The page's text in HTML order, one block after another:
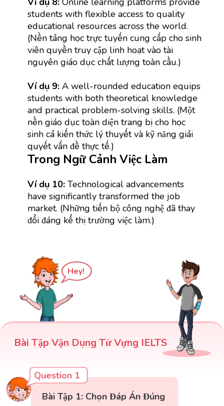
students with flexible access to quality
educational resources across the world.
(Nền tảng học trực tuyến cung cấp cho sinh
viên quyền truy cập linh hoạt vào tài
nguyên giáo dục chất lượng toàn cầu.)
Ví dụ 9: A well-rounded education equips
students with both theoretical knowledge
and practical problem-solving skills. (Một
nền giáo dục toàn diện trang bị cho học
sinh cả kiến thức lý thuyết và kỹ năng giải
quyết vấn đề thực tế.)
Trong Ngữ Cảnh Việc Làm
Ví dụ 10: Technological advancements
have significantly transformed the job
market. (Những tiến bộ công nghệ đã thay
đổi đáng kể thị trường việc làm.)
Hey!
Bài Tập Vận Dụng Từ Vựng IELTS
Question 1
Bài Tập 1: Chọn Đáp Án Đúng